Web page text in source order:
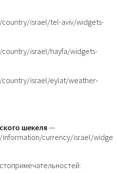
israel/tel-aviv/widgets-
israel/hayfa/widgets-
israel/eylat/weather-
шекеля—
currency/israel/widge